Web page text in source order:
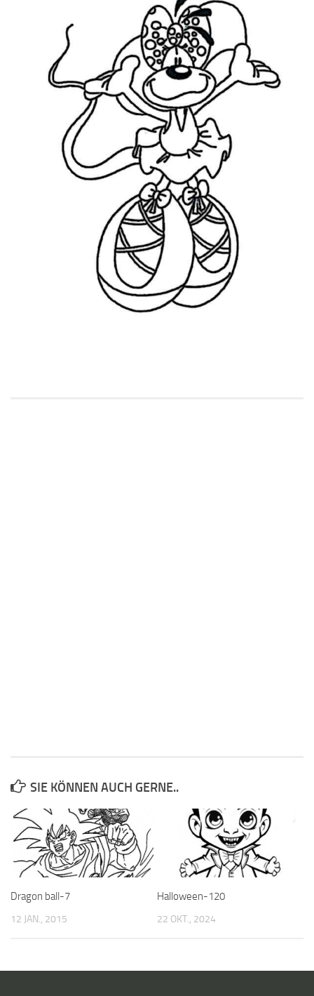
SIE KÖNNEN AUCH GERNE..
Dragon ball-7
12 JAN., 2015
Halloween-120
22 OKT., 2024